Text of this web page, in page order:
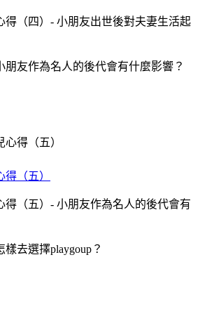
得（四）- 小朋友出世後對夫妻生活起
朋友作為名人的後代會有什麼影響？
（五）
得（五）- 小朋友作為名人的後代會有
去選擇playgoup？